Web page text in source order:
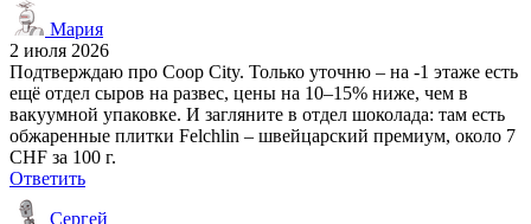
Мария
2 июля 2026
Подтверждаю про Coop City. Только уточню – на -1 этаже есть
ещё отдел сыров на развес, цены на 10–15% ниже, чем в
вакуумной упаковке. И загляните в отдел шоколада: там есть
обжаренные плитки Felchlin – швейцарский премиум, около 7
CHF за 100 г.
Ответить
Сергей